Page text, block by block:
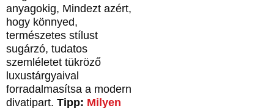
anyagokig, Mindezt azért,
hogy könnyed,
természetes stílust
sugárzó, tudatos
szemléletet tükröző
luxustárgyaival
forradalmasítsa a modern
divatipart. Tipp: Milyen